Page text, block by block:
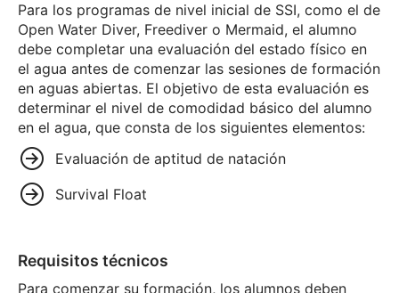
Para los programas de nivel inicial de SSI, como el de
Open Water Diver, Freediver o Mermaid, el alumno
debe completar una evaluación del estado físico en
el agua antes de comenzar las sesiones de formación
en aguas abiertas. El objetivo de esta evaluación es
determinar el nivel de comodidad básico del alumno
en el agua, que consta de los siguientes elementos:
Evaluación de aptitud de natación
Survival Float
Requisitos técnicos
Para comenzar su formación, los alumnos deben